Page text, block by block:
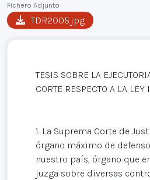
Fichero Adjunto
TDR2005.jpg
TESIS SOBRE LA
CORTE RESPECTO A LA
1. La Suprema Corte de
órgano máximo de
nuestro país, órgano que
juzga sobre diversas